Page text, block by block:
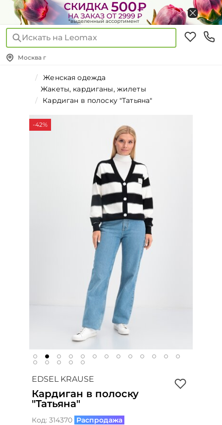
Искать на Leomax
Москва г
Женская одежда
Жакеты, кардиганы, жилеты
Кардиган в полоску "Татьяна"
-42%
EDSEL KRAUSE
Кардиган в полоску
"Татьяна"
Код: 314370 Распродажа